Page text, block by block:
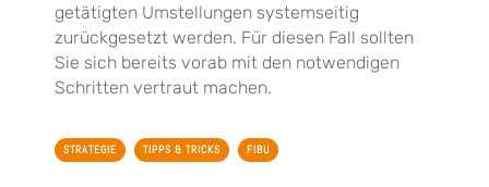
getätigten Umstellungen systemseitig
zurückgesetzt werden. Für diesen Fall sollten
Sie sich bereits vorab mit den notwendigen
Schritten vertraut machen.
STRATEGIE TIPPS & TRICKS FIBU